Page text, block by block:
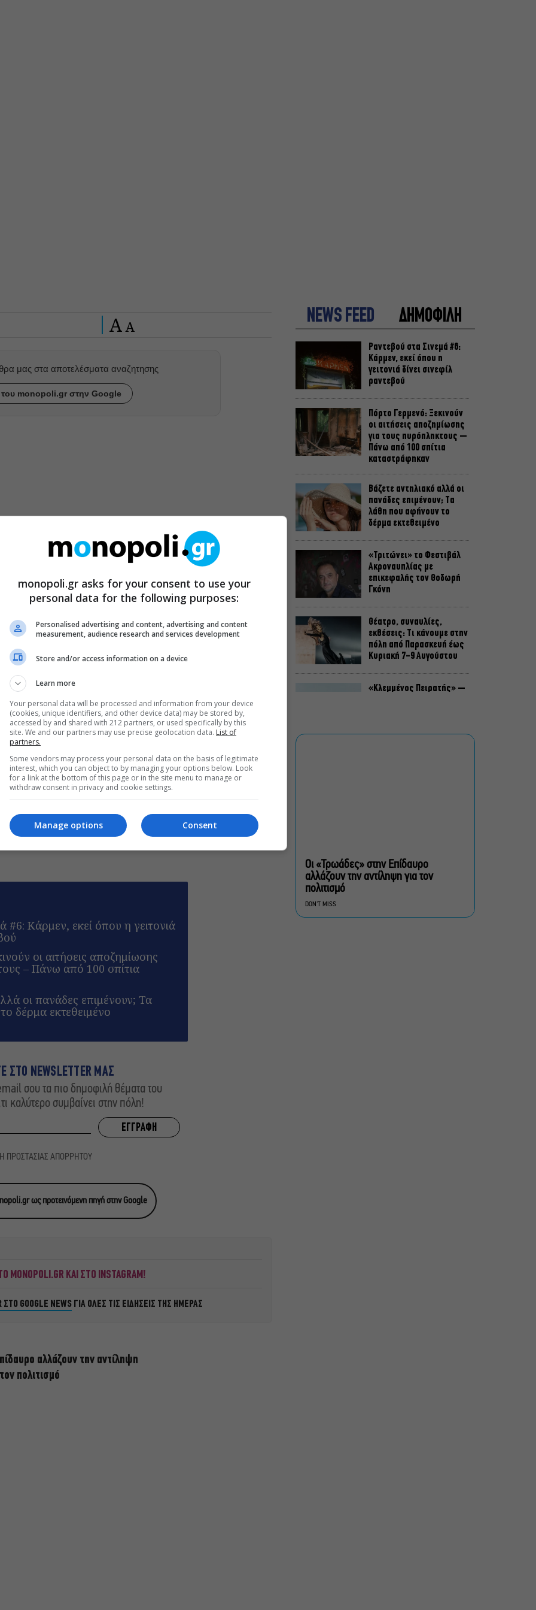
A A
μας στα αποτελέσματα αναζητησης
monopoli.gr στην Google
μας στα αποτελέσματα αναζητησης
monopoli.gr στην Google
#6: Κάρμεν, εκεί όπου η γειτονιά
οι αιτήσεις αποζημίωσης
– Πάνω από 100 σπίτια
οι πανάδες επιμένουν; Τα
δέρμα εκτεθειμένο
ΣΤΟ NEWSLETTER ΜΑΣ
σου τα πιο δημοφιλή θέματα του
καλύτερο συμβαίνει στην πόλη!
ΠΡΟΣΤΑΣΙΑΣ ΑΠΟΡΡΗΤΟΥ
ως προτεινόμενη πηγή στην Google
ΚΑΙ ΣΤΟ INSTAGRAM!
ΣΤΟ GOOGLE NEWS ΓΙΑ ΟΛΕΣ ΤΙΣ ΕΙΔΗΣΕΙΣ ΤΗΣ ΗΜΕΡΑΣ
αλλάζουν την αντίληψη
πολιτισμό
NEWS FEED ΔΗΜΟΦΙΛΗ
Ραντεβού στα Σινεμά #6:
Κάρμεν, εκεί όπου η
γειτονιά δίνει σινεφίλ
ραντεβού
Πόρτο Γερμενό: Ξεκινούν
οι αιτήσεις αποζημίωσης
για τους πυρόπληκτους –
Πάνω από 100 σπίτια
καταστράφηκαν
Βάζετε αντηλιακό αλλά οι
πανάδες επιμένουν; Τα
λάθη που αφήνουν το
δέρμα εκτεθειμένο
«Τριτώνει» το Φεστιβάλ
Ακροναυπλίας με
επικεφαλής τον Θοδωρή
Γκόνη
Θέατρο, συναυλίες,
εκθέσεις: Τι κάνουμε στην
πόλη από Παρασκευή έως
Κυριακή 7-9 Αυγούστου
«Κλεμμένος Πειρατής» –
στην Πάτμο
μουσικούς για τη
δημιουργία ορχήστρας
δωματίου
Ο Θαυματοποιός: Το έργο
Οι «Τρωάδες» στην Επίδαυρο
αλλάζουν την αντίληψη για τον
πολιτισμό
DON'T MISS
monopoli.gr asks for your consent to use your
personal data for the following purposes:
Personalised advertising and content, advertising and content
measurement, audience research and services development
Store and/or access information on a device
Learn more
Your personal data will be processed and information from your device
(cookies, unique identifiers, and other device data) may be stored by,
accessed by and shared with 212 partners, or used specifically by this
site. We and our partners may use precise geolocation data. List of
partners.
Some vendors may process your personal data on the basis of legitimate
interest, which you can object to by managing your options below. Look
for a link at the bottom of this page or in the site menu to manage or
withdraw consent in privacy and cookie settings.
Consent
Manage options